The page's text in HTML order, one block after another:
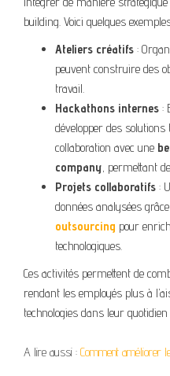
building. Voici quelques
Ateliers créatifs :
peuvent construire des
travail.
Hackathons internes :
développer des
collaboration avec une
company, permettant
Projets collaboratifs :
données analysées
outsourcing pour
technologiques.
Ces activités permettent de
rendant les employés plus à
technologies dans leur
A lire aussi : Comment améliorer